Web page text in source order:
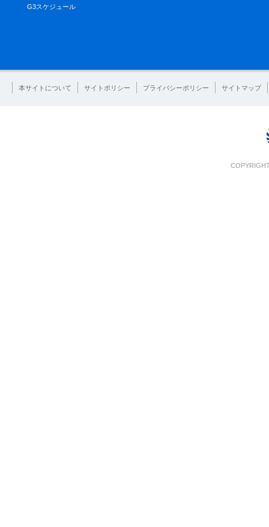
G3スケジュール
本サイトについて サイトポリシー プライバシーポリシー サイトマップ